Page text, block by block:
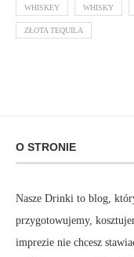
WHISKEY WHISKY
ZŁOTA TEQUILA
O STRONIE
Nasze Drinki to blog,
przygotowujemy,
imprezie nie chcesz